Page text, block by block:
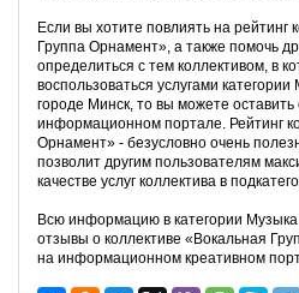
Если вы хотите повлиять на рейтинг
Группа Орнамент», а также помочь
определиться с тем коллективом, в
воспользоваться услугами
городе Минск, то вы можете
информационном портале. Рейтинг
Орнамент» - безусловно очень
позволит другим пользователям
качестве услуг коллектива в
Всю информацию в категории
отзывы о коллективе «Вокальная
на информационном креативном